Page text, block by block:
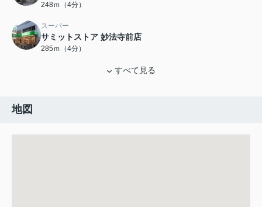
248ｍ（4分）
スーパー
サミットストア 妙法寺前店
285ｍ（4分）
すべて見る
地図